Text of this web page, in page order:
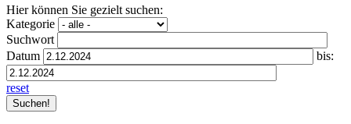
Hier können Sie gezielt suchen:
Kategorie
Suchwort
Datum
bis:
reset